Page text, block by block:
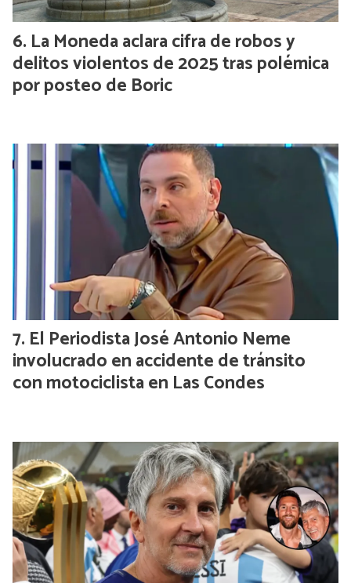
La Moneda aclara cifra de robos y
delitos violentos de 2025 tras polémica
por posteo de Boric
El Periodista José Antonio Neme
involucrado en accidente de tránsito
con motociclista en Las Condes